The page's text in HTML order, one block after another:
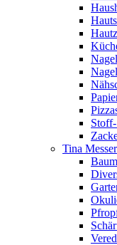
Tina Messer